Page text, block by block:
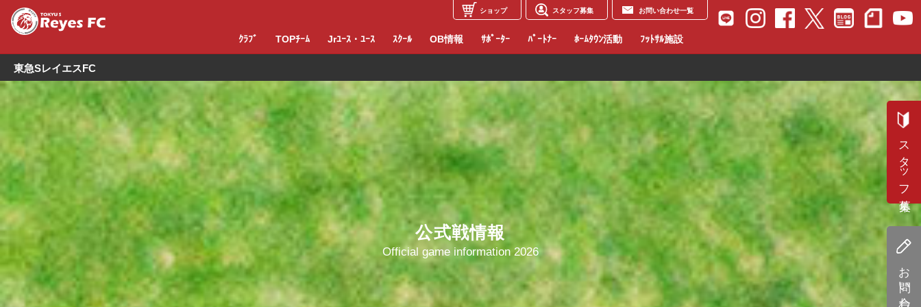
ショップ スタッフ募集 お問い合わせ一覧
ｸﾗﾌﾞ TOPﾁｰﾑ Jrﾕｰｽ・ﾕｰｽ ｽｸｰﾙ OB情報 ｻﾎﾟｰﾀｰ ﾊﾟｰﾄﾅｰ ﾎｰﾑﾀｳﾝ活動 ﾌｯﾄｻﾙ施設
スタッフ募集
お問い合わせ
東急SレイエスFC
公式戦情報
Official game information 2026